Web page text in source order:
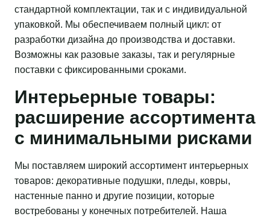
стандартной комплектации, так и с индивидуальной
упаковкой. Мы обеспечиваем полный цикл: от
разработки дизайна до производства и доставки.
Возможны как разовые заказы, так и регулярные
поставки с фиксированными сроками.
Интерьерные товары:
расширение ассортимента
с минимальными рисками
Мы поставляем широкий ассортимент интерьерных
товаров: декоративные подушки, пледы, ковры,
настенные панно и другие позиции, которые
востребованы у конечных потребителей. Наша